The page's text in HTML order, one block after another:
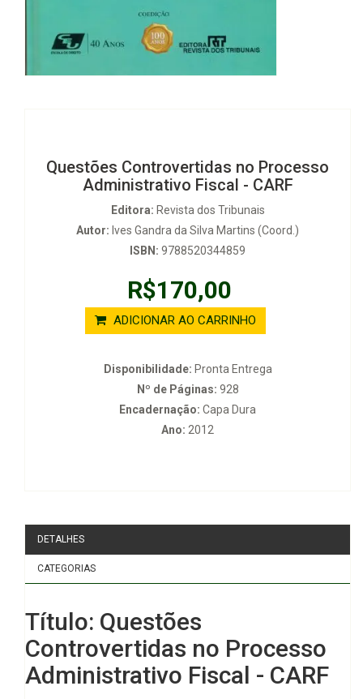
Questões Controvertidas no Processo
Administrativo Fiscal - CARF
Editora: Revista dos Tribunais
Autor: Ives Gandra da Silva Martins (Coord.)
ISBN: 9788520344859
R$170,00
ADICIONAR AO CARRINHO
Disponibilidade: Pronta Entrega
Nº de Páginas: 928
Encadernação: Capa Dura
Ano: 2012
DETALHES
CATEGORIAS
Título: Questões
Controvertidas no Processo
Administrativo Fiscal - CARF